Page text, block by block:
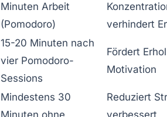
Minuten Arbeit
(Pomodoro)
verhindert
15-20 Minuten nach
vier Pomodoro-
Sessions
Fördert
Motivation
Mindestens 30
Reduziert